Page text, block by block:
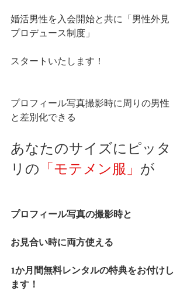
婚活男性を入会開始と共に「男性外見
プロデュース制度」
スタートいたします！
プロフィール写真撮影時に周りの男性
と差別化できる
あなたのサイズにピッタ
リの 「モテメン服」 が
プロフィール写真の撮影時と
お見合い時に両方使える
1か月間無料レンタルの特典をお付けし
ます！